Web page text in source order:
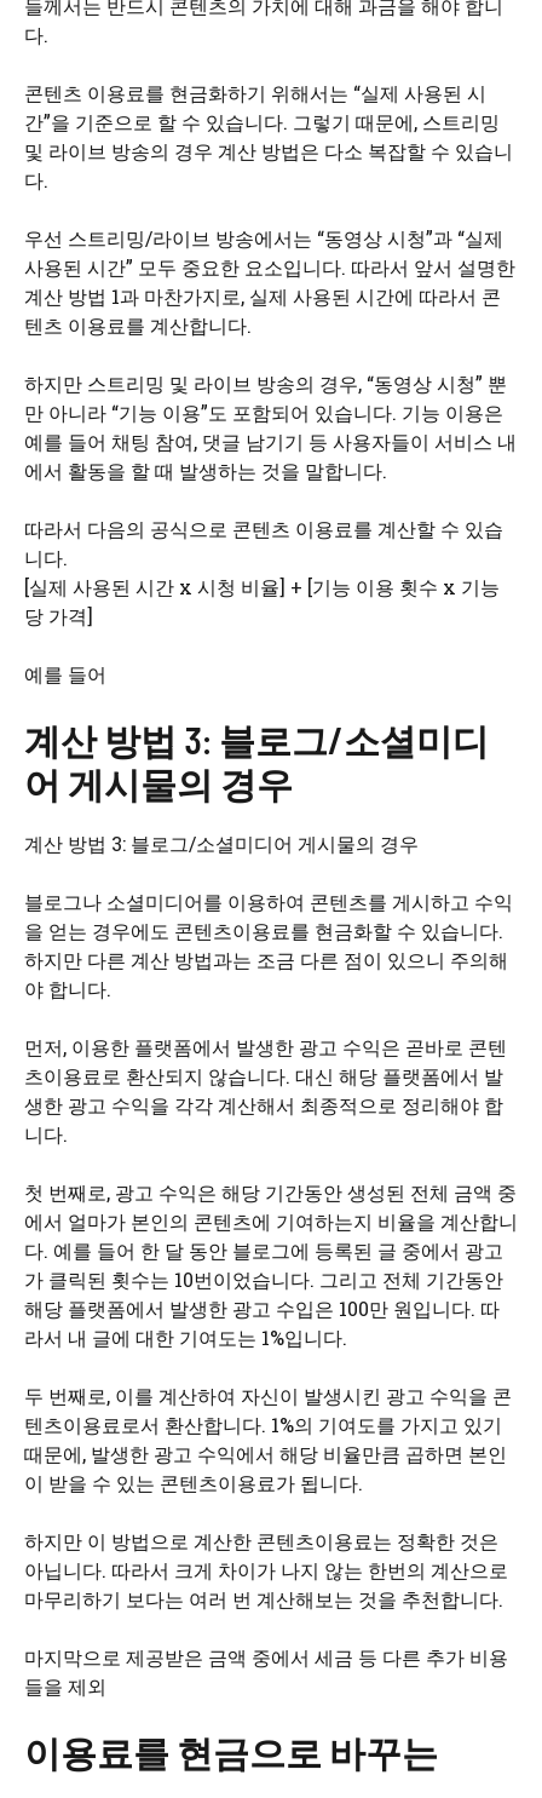
들께서는 반드시 콘텐츠의 가치에 대해 과금을 해야 합니
다.
콘텐츠 이용료를 현금화하기 위해서는 “실제 사용된 시
간”을 기준으로 할 수 있습니다. 그렇기 때문에, 스트리밍
및 라이브 방송의 경우 계산 방법은 다소 복잡할 수 있습니
다.
우선 스트리밍/라이브 방송에서는 “동영상 시청”과 “실제
사용된 시간” 모두 중요한 요소입니다. 따라서 앞서 설명한
계산 방법 1과 마찬가지로, 실제 사용된 시간에 따라서 콘
텐츠 이용료를 계산합니다.
하지만 스트리밍 및 라이브 방송의 경우, “동영상 시청” 뿐
만 아니라 “기능 이용”도 포함되어 있습니다. 기능 이용은
예를 들어 채팅 참여, 댓글 남기기 등 사용자들이 서비스 내
에서 활동을 할 때 발생하는 것을 말합니다.
따라서 다음의 공식으로 콘텐츠 이용료를 계산할 수 있습
니다.
[실제 사용된 시간 x 시청 비율] + [기능 이용 횟수 x 기능
당 가격]
예를 들어
계산 방법 3: 블로그/소셜미디
어 게시물의 경우
계산 방법 3: 블로그/소셜미디어 게시물의 경우
블로그나 소셜미디어를 이용하여 콘텐츠를 게시하고 수익
을 얻는 경우에도 콘텐츠이용료를 현금화할 수 있습니다.
하지만 다른 계산 방법과는 조금 다른 점이 있으니 주의해
야 합니다.
먼저, 이용한 플랫폼에서 발생한 광고 수익은 곧바로 콘텐
츠이용료로 환산되지 않습니다. 대신 해당 플랫폼에서 발
생한 광고 수익을 각각 계산해서 최종적으로 정리해야 합
니다.
첫 번째로, 광고 수익은 해당 기간동안 생성된 전체 금액 중
에서 얼마가 본인의 콘텐츠에 기여하는지 비율을 계산합니
다. 예를 들어 한 달 동안 블로그에 등록된 글 중에서 광고
가 클릭된 횟수는 10번이었습니다. 그리고 전체 기간동안
해당 플랫폼에서 발생한 광고 수입은 100만 원입니다. 따
라서 내 글에 대한 기여도는 1%입니다.
두 번째로, 이를 계산하여 자신이 발생시킨 광고 수익을 콘
텐츠이용료로서 환산합니다. 1%의 기여도를 가지고 있기
때문에, 발생한 광고 수익에서 해당 비율만큼 곱하면 본인
이 받을 수 있는 콘텐츠이용료가 됩니다.
하지만 이 방법으로 계산한 콘텐츠이용료는 정확한 것은
아닙니다. 따라서 크게 차이가 나지 않는 한번의 계산으로
마무리하기 보다는 여러 번 계산해보는 것을 추천합니다.
마지막으로 제공받은 금액 중에서 세금 등 다른 추가 비용
들을 제외
이용료를 현금으로 바꾸는